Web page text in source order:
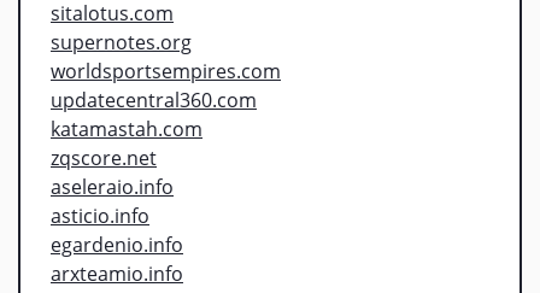
sitalotus.com
supernotes.org
worldsportsempires.com
updatecentral360.com
katamastah.com
zqscore.net
aseleraio.info
asticio.info
egardenio.info
arxteamio.info